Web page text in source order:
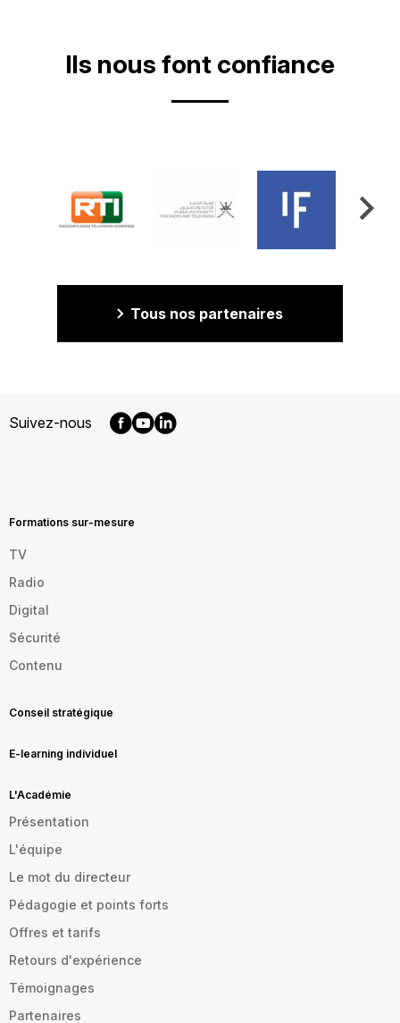
Ils nous font confiance
Tous nos partenaires
Suivez-nous
FR
Formations sur-mesure
TV
Radio
Digital
Sécurité
Contenu
Conseil stratégique
E-learning individuel
L'Académie
Présentation
L'équipe
Le mot du directeur
Pédagogie et points forts
Offres et tarifs
Retours d'expérience
Témoignages
Partenaires